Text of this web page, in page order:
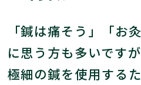
「鍼は痛そう」「お
に思う方も多いです
極細の鍼を使用する